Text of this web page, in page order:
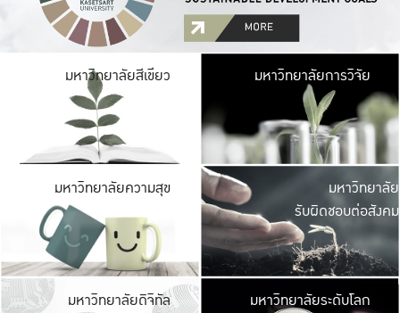
มหาวิทยาลัยสีเขียว มหาวิ
มีพื้นที่เขียวสดใส
เป็นป่าในเมือง เกษต
มหาวิทยาลัยการวิจัย
มหาวิทยาลัยความสุข มหาวิ
ค
เปิดประ
และพบเรื่องราวใ
มหาวิทยาลัย
รับผิดชอบต่อสังคม
มหาวิทยาลัยดิจิทัล มหาวิ
มหาวิทยาลัยระดับโลก